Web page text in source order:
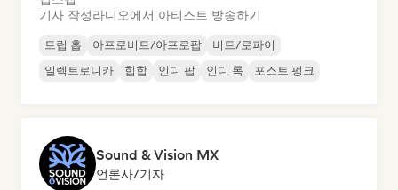
기사 작성라디오에서 아티스트 방송하기
트립 홉 아프로비트/아프로팝
비트/로파이
일렉트로니카
힙합 인디 팝 인디 록 포스트 펑크
Sound & Vision MX
언론사/기자